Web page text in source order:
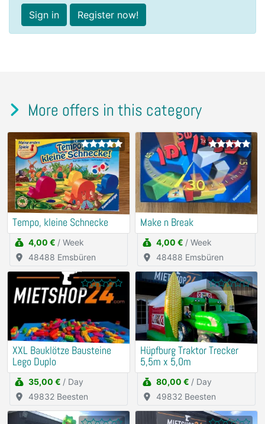
Sign in Register now!
More offers in this category
1x
Tempo, kleine Schnecke
4,00 € / Week
48488 Emsbüren
1x
Make n Break
4,00 € / Week
48488 Emsbüren
XXL Bauklötze Bausteine
Lego Duplo
35,00 € / Day
49832 Beesten
Hüpfburg Traktor Trecker
5,5m x 5,0m
80,00 € / Day
49832 Beesten